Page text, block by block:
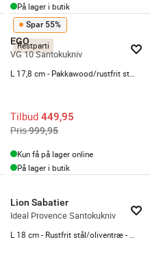
På lager i butik
Restparti
Spar 55%
EGO
VG 10 Santokukniv
Tilbud 449,95
Pris999,95
Kun få på lager online
På lager i butik
Lion Sabatier
Ideal Provence Santokukniv